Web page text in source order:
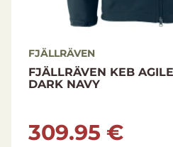
FJÄLLRÄVEN
FJÄLLRÄVEN KEB
DARK NAVY
309.95 €